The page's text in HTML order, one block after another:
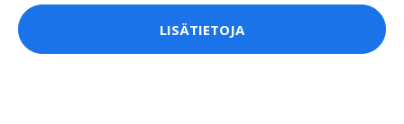
LISÄTIETOJA